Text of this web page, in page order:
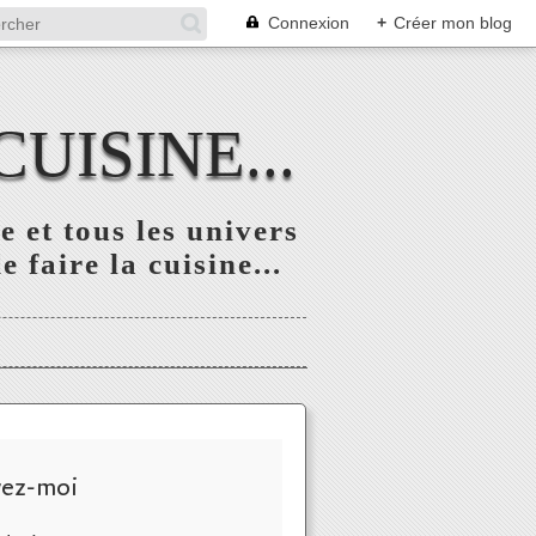
Connexion + Créer mon blog
et tous les univers
faire la cuisine...
moi